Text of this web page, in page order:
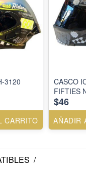
3120
CARRITO
CASCO
FIFTIES
$46
AÑADIR
/